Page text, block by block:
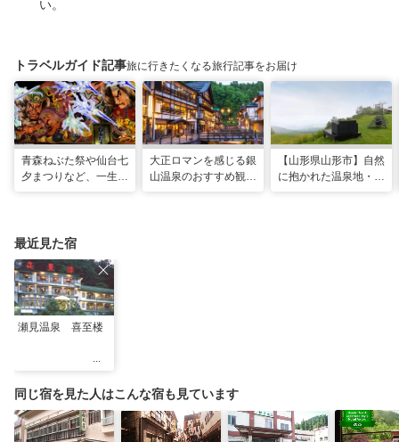
い。
トラベルガイド記事旅に行きたくなる旅行記事をお届け
青森ねぶた祭や仙台七
夕まつりなど、一生に
大正ロマンを感じる銀
山温泉のおすすめ観光
【山形県山形市】自然
に抱かれた温泉地・蔵
最近見た宿
瀬見温泉 喜至楼
同じ宿を見た人はこんな宿も見ています